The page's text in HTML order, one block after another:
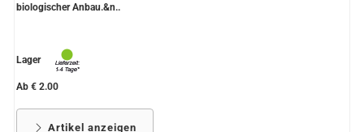
biologischer Anbau.&n..
Lager
Ab € 2.00
Artikel anzeigen